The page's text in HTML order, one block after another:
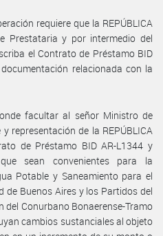
requiere que la REPÚBLICA
Prestataria y por intermedio del
el Contrato de Préstamo BID
relacionada con la
facultar al señor Ministro de
representación de la REPÚBLICA
de Préstamo BID AR-L1344 y
sean convenientes para la
Potable y Saneamiento para el
de Buenos Aires y los Partidos del
del Conurbano Bonaerense-Tramo
cambios sustanciales al objeto